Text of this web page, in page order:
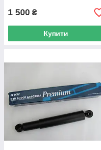
1 500 ₴
Купити